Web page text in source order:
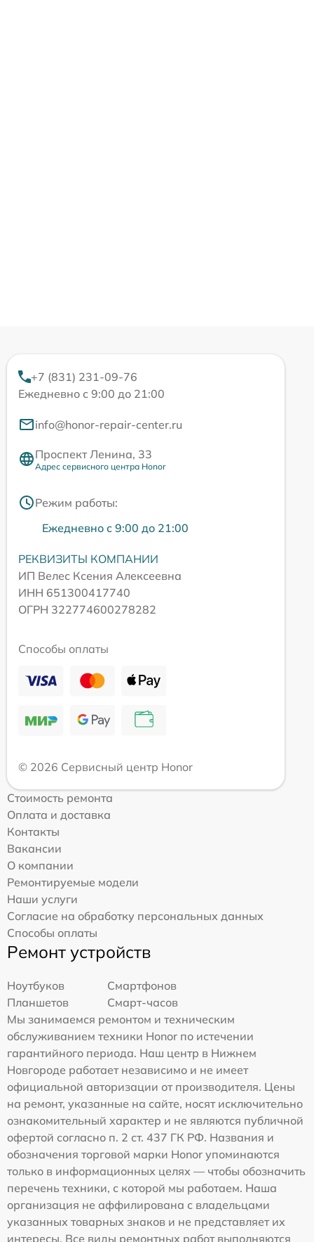
+7 (831) 231-09-76
Ежедневно с 9:00 до 21:00
info@honor-repair-center.ru
Проспект Ленина, 33
Адрес сервисного центра Honor
Режим работы:
Ежедневно с 9:00 до 21:00
РЕКВИЗИТЫ КОМПАНИИ
ИП Велес Ксения Алексеевна
ИНН 651300417740
ОГРН 322774600278282
Способы оплаты
© 2026 Сервисный центр Honor
Стоимость ремонта
Оплата и доставка
Контакты
Вакансии
О компании
Ремонтируемые модели
Наши услуги
Согласие на обработку персональных данных
Способы оплаты
Ремонт устройств
Ноутбуков
Смартфонов
Планшетов
Смарт-часов
Мы занимаемся ремонтом и техническим
обслуживанием техники Honor по истечении
гарантийного периода. Наш центр в Нижнем
Новгороде работает независимо и не имеет
официальной авторизации от производителя. Цены
на ремонт, указанные на сайте, носят исключительно
ознакомительный характер и не являются публичной
офертой согласно п. 2 ст. 437 ГК РФ. Названия и
обозначения торговой марки Honor упоминаются
только в информационных целях — чтобы обозначить
перечень техники, с которой мы работаем. Наша
организация не аффилирована с владельцами
указанных товарных знаков и не представляет их
интересы. Все виды ремонтных работ выполняются